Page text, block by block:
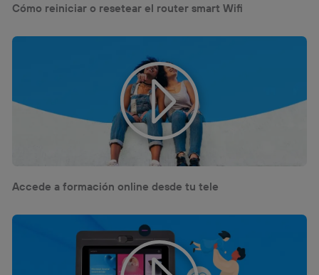
Cómo reiniciar o resetear el router smart Wifi
Accede a formación online desde tu tele